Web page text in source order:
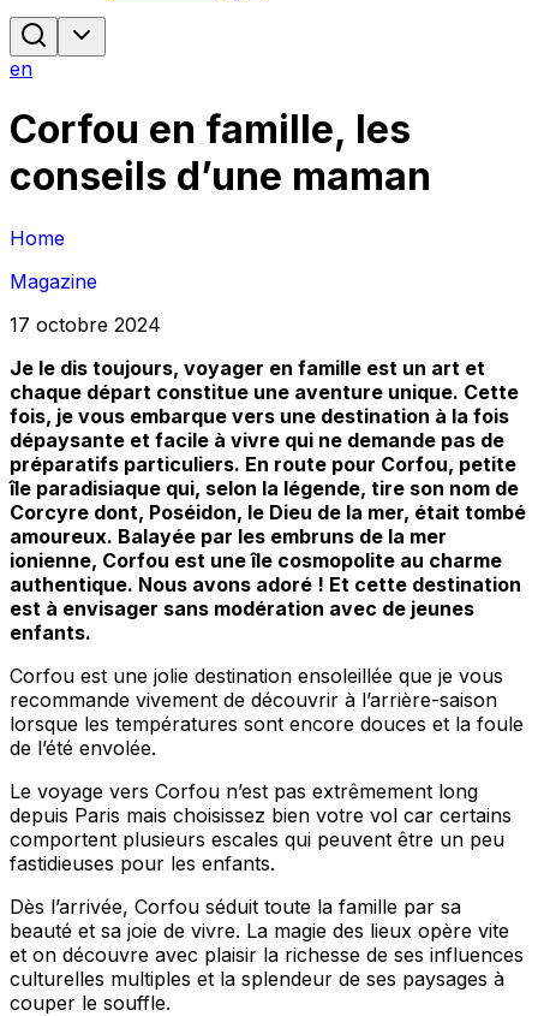
en
Corfou en famille, les
conseils d’une maman
Home
Magazine
17 octobre 2024
Je le dis toujours, voyager en famille est un art et
chaque départ constitue une aventure unique. Cette
fois, je vous embarque vers une destination à la fois
dépaysante et facile à vivre qui ne demande pas de
préparatifs particuliers. En route pour Corfou, petite
île paradisiaque qui, selon la légende, tire son nom de
Corcyre dont, Poséidon, le Dieu de la mer, était tombé
amoureux. Balayée par les embruns de la mer
ionienne, Corfou est une île cosmopolite au charme
authentique. Nous avons adoré ! Et cette destination
est à envisager sans modération avec de jeunes
enfants.
Corfou est une jolie destination ensoleillée que je vous
recommande vivement de découvrir à l’arrière-saison
lorsque les températures sont encore douces et la foule
de l’été envolée.
Le voyage vers Corfou n’est pas extrêmement long
depuis Paris mais choisissez bien votre vol car certains
comportent plusieurs escales qui peuvent être un peu
fastidieuses pour les enfants.
Dès l’arrivée, Corfou séduit toute la famille par sa
beauté et sa joie de vivre. La magie des lieux opère vite
et on découvre avec plaisir la richesse de ses influences
culturelles multiples et la splendeur de ses paysages à
couper le souffle.